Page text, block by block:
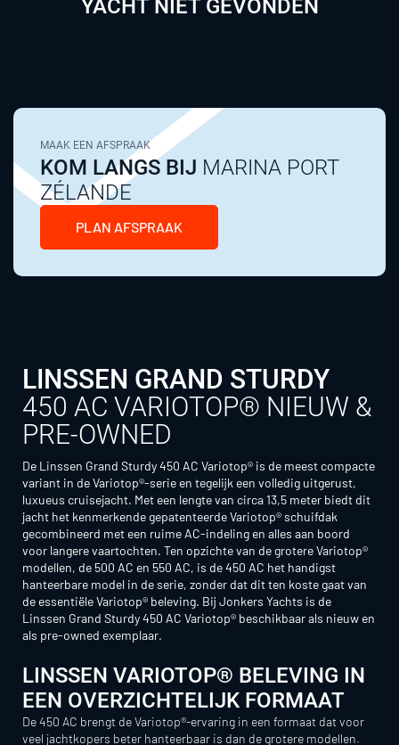
YACHT NIET GEVONDEN
MAAK EEN AFSPRAAK
KOM LANGS BIJ MARINA PORT
ZÉLANDE
PLAN AFSPRAAK
LINSSEN GRAND STURDY
450 AC VARIOTOP® NIEUW &
PRE-OWNED
De Linssen Grand Sturdy 450 AC Variotop® is de meest compacte
variant in de Variotop®-serie en tegelijk een volledig uitgerust,
luxueus cruisejacht. Met een lengte van circa 13,5 meter biedt dit
jacht het kenmerkende gepatenteerde Variotop® schuifdak
gecombineerd met een ruime AC-indeling en alles aan boord
voor langere vaartochten. Ten opzichte van de grotere Variotop®
modellen, de 500 AC en 550 AC, is de 450 AC het handigst
hanteerbare model in de serie, zonder dat dit ten koste gaat van
de essentiële Variotop® beleving. Bij Jonkers Yachts is de
Linssen Grand Sturdy 450 AC Variotop® beschikbaar als nieuw en
als pre-owned exemplaar.
LINSSEN VARIOTOP® BELEVING IN
EEN OVERZICHTELIJK FORMAAT
De 450 AC brengt de Variotop®-ervaring in een formaat dat voor
veel jachtkopers beter hanteerbaar is dan de grotere modellen.